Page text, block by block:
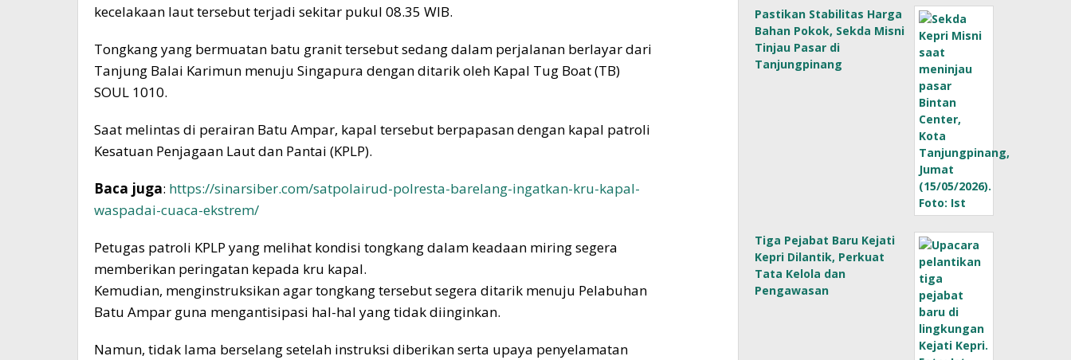
kecelakaan laut tersebut terjadi sekitar pukul 08.35 WIB.
Tongkang yang bermuatan batu granit tersebut sedang dalam perjalanan berlayar dari
Tanjung Balai Karimun menuju Singapura dengan ditarik oleh Kapal Tug Boat (TB)
SOUL 1010.
Saat melintas di perairan Batu Ampar, kapal tersebut berpapasan dengan kapal patroli
Kesatuan Penjagaan Laut dan Pantai (KPLP).
Baca juga: https://sinarsiber.com/satpolairud-polresta-barelang-ingatkan-kru-kapal-
waspadai-cuaca-ekstrem/
Petugas patroli KPLP yang melihat kondisi tongkang dalam keadaan miring segera
memberikan peringatan kepada kru kapal.
Kemudian, menginstruksikan agar tongkang tersebut segera ditarik menuju Pelabuhan
Batu Ampar guna mengantisipasi hal-hal yang tidak diinginkan.
Namun, tidak lama berselang setelah instruksi diberikan serta upaya penyelamatan
Pastikan Stabilitas Harga
Bahan Pokok, Sekda Misni
Tinjau Pasar di
Tanjungpinang
Tiga Pejabat Baru Kejati
Kepri Dilantik, Perkuat
Tata Kelola dan
Pengawasan